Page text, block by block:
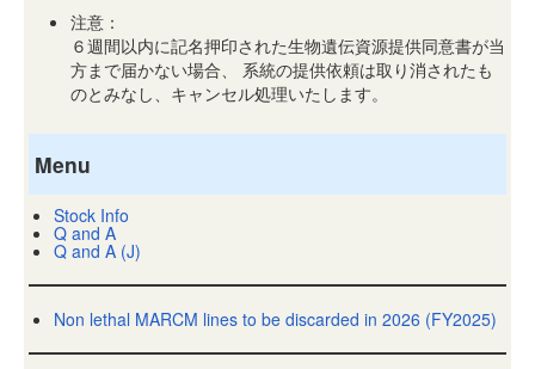
注意：
６週間以内に記名押印された生物遺伝資源提供同意書が当
方まで届かない場合、 系統の提供依頼は取り消されたも
のとみなし、キャンセル処理いたします。
Menu
Stock Info
Q and A
Q and A (J)
Non lethal MARCM lines to be discarded in 2026 (FY2025)